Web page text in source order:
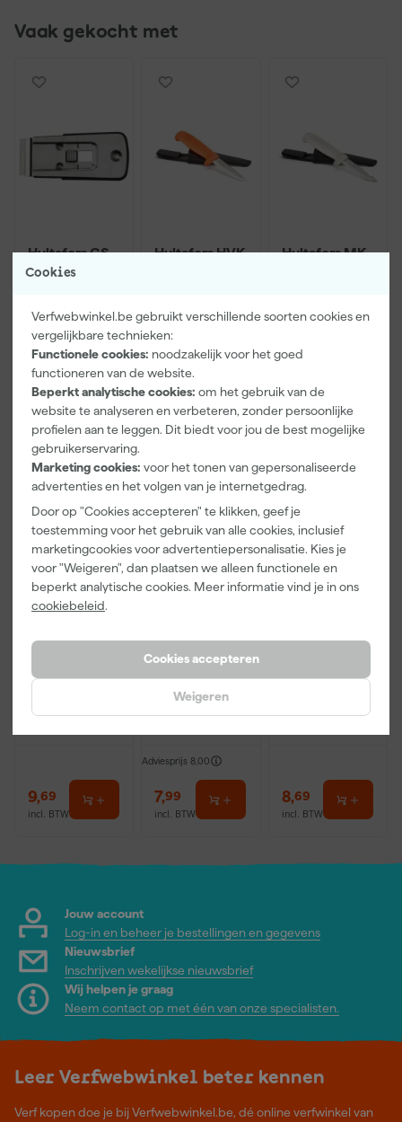
Cookies
Verfwebwinkel.be gebruikt verschillende soorten cookies en
vergelijkbare technieken:
Functionele cookies: noodzakelijk voor het goed
functioneren van de website.
Beperkt analytische cookies: om het gebruik van de
website te analyseren en verbeteren, zonder persoonlijke
profielen aan te leggen. Dit biedt voor jou de best mogelijke
gebruikerservaring.
Marketing cookies: voor het tonen van gepersonaliseerde
advertenties en het volgen van je internetgedrag.
Door op "Cookies accepteren" te klikken, geef je
toestemming voor het gebruik van alle cookies, inclusief
marketingcookies voor advertentiepersonalisatie. Kies je
voor "Weigeren", dan plaatsen we alleen functionele en
beperkt analytische cookies. Meer informatie vind je in ons
cookiebeleid.
Cookies accepteren
Weigeren
Vaak gekocht met
Hultafors GS
Glasschraper
Morgen
bezorgd
19
Hultafors HVK
208mm
Morgen
Hultafors MK
208mm
Morgen
incl. BTW
Hultafors
Reserve
Allround
9,69
incl. BTW
Hultafors
SBA9-10
Reservemess
en voor
Morgen
Adviesprijs 8,00
7,99
incl. BTW
Hultafors HRD
Markeerpotlo
8,69
incl. BTW
Jouw account
Log-in en beheer je bestellingen en gegevens
Nieuwsbrief
Inschrijven wekelijkse nieuwsbrief
Wij helpen je graag
Neem contact op met één van onze specialisten.
Leer Verfwebwinkel beter kennen
Verf kopen doe je bij Verfwebwinkel.be, dé online verfwinkel van